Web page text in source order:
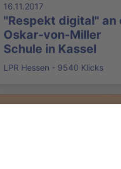
16.11.2017
"Respekt digital" an
Oskar-von-Miller
Schule in Kassel
LPR Hessen - 9540 Klicks